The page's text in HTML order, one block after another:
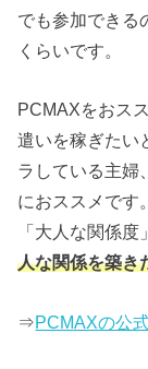
でも参加できる
くらいです。
PCMAXをおス
遣いを稼ぎたい
ラしている主婦
におススメです
「大人な関係
人な関係を築き
⇒PCMAXの公